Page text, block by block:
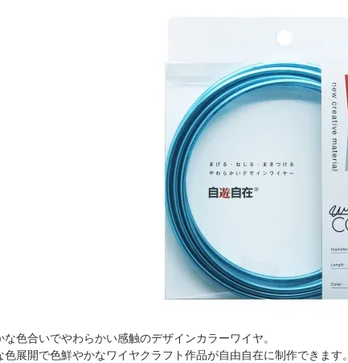
な色合いでやわらかい感触のデザインカラーワイヤ。
色展開で色鮮やかなワイヤクラフト作品が自由自在に制作できます。